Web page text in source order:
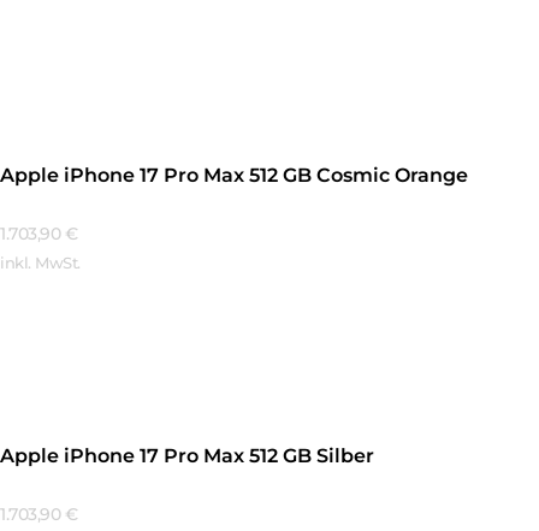
Apple iPhone 17 Pro Max 512 GB Cosmic Orange
1.703,90 €
inkl. MwSt.
Apple iPhone 17 Pro Max 512 GB Silber
1.703,90 €